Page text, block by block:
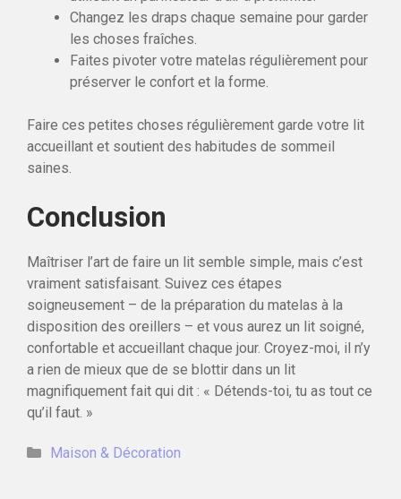
Changez les draps chaque semaine pour garder
les choses fraîches.
Faites pivoter votre matelas régulièrement pour
préserver le confort et la forme.
Faire ces petites choses régulièrement garde votre lit
accueillant et soutient des habitudes de sommeil
saines.
Conclusion
Maîtriser l’art de faire un lit semble simple, mais c’est
vraiment satisfaisant. Suivez ces étapes
soigneusement – de la préparation du matelas à la
disposition des oreillers – et vous aurez un lit soigné,
confortable et accueillant chaque jour. Croyez-moi, il n’y
a rien de mieux que de se blottir dans un lit
magnifiquement fait qui dit : « Détends-toi, tu as tout ce
qu’il faut. »
Catégories
Maison & Décoration